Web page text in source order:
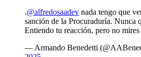
.@alfredosaadev nada tengo que
sanción de la Procuraduría. Nunca
Entiendo tu reacción, pero no mires
— Armando Benedetti